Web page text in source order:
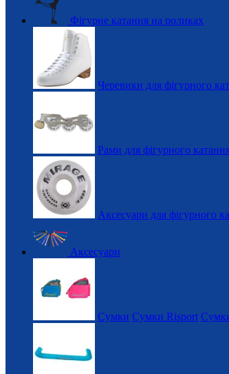
Фігурне катання на роликах
Черевики для фігурного
Рами для фігурного
Аксесуари для фігурного
Аксесуари
Сумки Сумки Risport